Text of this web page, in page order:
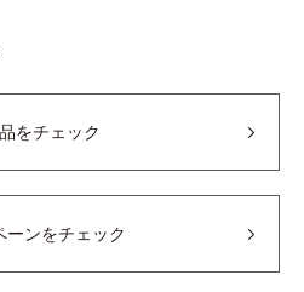
をチェック
ーンをチェック